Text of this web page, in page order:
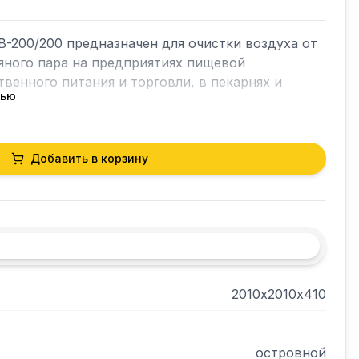
200 предназначен для очистки воздуха от
пара на предприятиях пищевой
питания и торговли, в пекарнях и
оборудованием.
и съемных лабиринтных фильтров,
под вентиляционную трубу и патрубок
Добавить в корзину
2010х2010х410
островной